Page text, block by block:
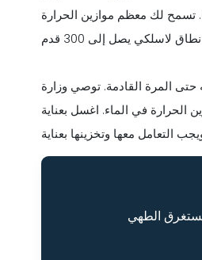
تسمح لك معظم موازين الحرارة
المرة القادمة. توصي وزارة
الحرارة في الماء. اغسل بعناية